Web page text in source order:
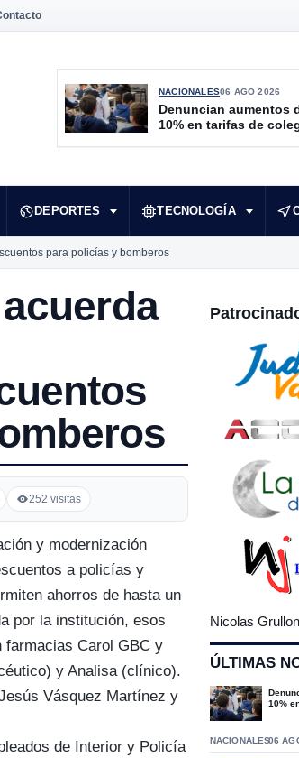
NACIONALES06 AGO 2026
Denuncian aumentos
10% en tarifas de
DEPORTES TECNOLOGÍA
para policías y bomberos
252 visitas
y modernización
a policías y
ahorros de hasta un
por la institución, esos
farmacias Carol GBC y
y Analisa (clínico).
Vásquez Martínez y
de Interior y Policía
Nicolas Grullon
ÚLTIMAS
10%
NACIONALES06